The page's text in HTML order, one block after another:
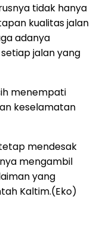
tidak hanya
kualitas jalan
adanya
jalan yang
menempati
keselamatan
mendesak
mengambil
yang
Kaltim.(Eko)